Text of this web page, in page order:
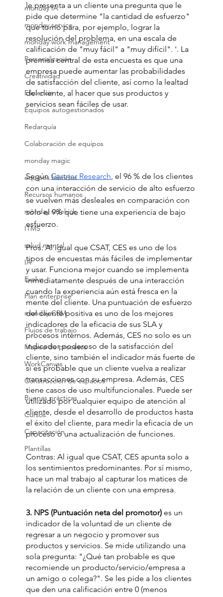
monday IA
monday service
monday work management
Personalización
Creatividad
Eficiencia
Equipos autogestionados
Redarquía
Colaboración de equipos
monday magic
equipos hibridos
Recursos humanos
monday sidekick
ITMS
salud mental
IA
Evolve
Plan enterprise
monday CRM
Flujos de trabajo
Mapeo de procesos
WorkCanvas
Construcción de espacios
Buenas prácticas
Cursos
Capacitación
Plantillas
le presenta a un cliente una pregunta que le
pide que determine "la cantidad de esfuerzo"
que tomó para, por ejemplo, lograr la
resolución del problema, en una escala de
calificación de "muy fácil" a "muy difícil". '. La
premisa central de esta encuesta es que una
empresa puede aumentar las probabilidades
de satisfacción del cliente, así como la lealtad
del cliente, al hacer que sus productos y
servicios sean fáciles de usar.
Según Gartner Research , el 96 % de los clientes
con una interacción de servicio de alto esfuerzo
se vuelven más desleales en comparación con
sólo el 9% que tiene una experiencia de bajo
esfuerzo.
Pros: Al igual que CSAT, CES es uno de los
tipos de encuestas más fáciles de implementar
y usar. Funciona mejor cuando se implementa
inmediatamente después de una interacción
cuando la experiencia aún está fresca en la
mente del cliente. Una puntuación de esfuerzo
del cliente positiva es uno de los mejores
indicadores de la eficacia de sus SLA y
procesos internos. Además, CES no solo es un
indicador poderoso de la satisfacción del
cliente, sino también el indicador más fuerte de
si es probable que un cliente vuelva a realizar
transacciones con su empresa. Además, CES
tiene casos de uso multifuncionales. Puede ser
utilizado por cualquier equipo de atención al
cliente, desde el desarrollo de productos hasta
el éxito del cliente, para medir la eficacia de un
proceso o una actualización de funciones.
Contras: Al igual que CSAT, CES apunta solo a
los sentimientos predominantes. Por sí mismo,
hace un mal trabajo al capturar los matices de
la relación de un cliente con una empresa.
3. NPS (Puntuación neta del promotor) es un
indicador de la voluntad de un cliente de
regresar a un negocio y promover sus
productos y servicios. Se mide utilizando una
sola pregunta: "¿Qué tan probable es que
recomiende un producto/servicio/empresa a
un amigo o colega?". Se les pide a los clientes
que den una calificación entre 0 (menos